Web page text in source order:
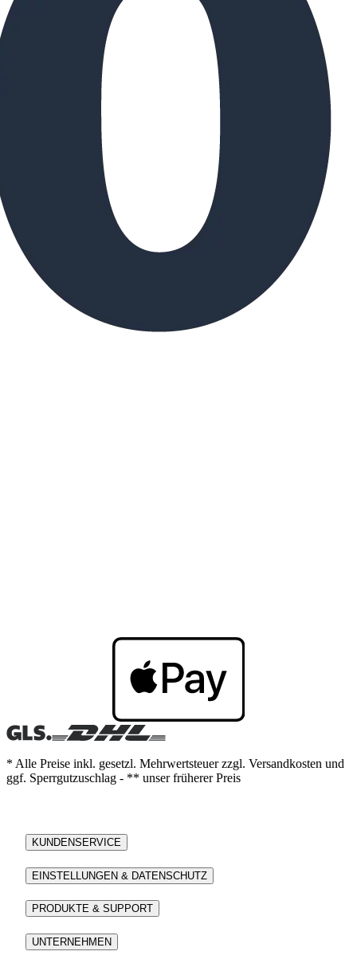
* Alle Preise inkl. gesetzl. Mehrwertsteuer zzgl. Versandkosten und
ggf. Sperrgutzuschlag - ** unser früherer Preis
KUNDENSERVICE
EINSTELLUNGEN & DATENSCHUTZ
PRODUKTE & SUPPORT
UNTERNEHMEN